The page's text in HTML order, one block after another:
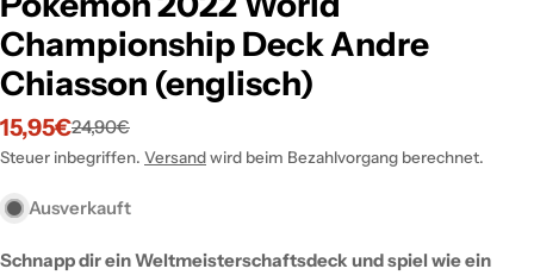
Championship Deck Andre
Chiasson (englisch)
Verkaufspreis
15,95€
Regulärer
Preis
24,90€
Steuer inbegriffen. Versandwird beim Bezahlvorgang berechnet.
Ausverkauft
Schnapp dir ein Weltmeisterschaftsdeck und spiel wie ein